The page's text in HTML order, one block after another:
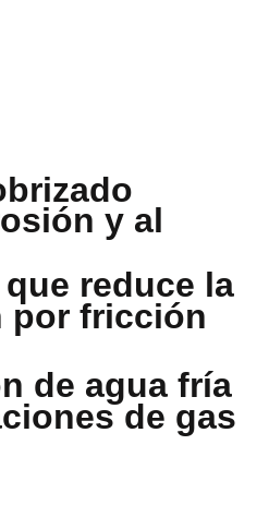
y al
reduce la
por fricción
de agua fría
de gas